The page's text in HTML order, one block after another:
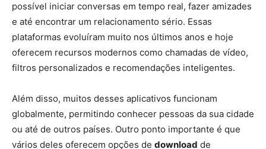
possível iniciar conversas em tempo real, fazer amizades
e até encontrar um relacionamento sério. Essas
plataformas evoluíram muito nos últimos anos e hoje
oferecem recursos modernos como chamadas de vídeo,
filtros personalizados e recomendações inteligentes.
Além disso, muitos desses aplicativos funcionam
globalmente, permitindo conhecer pessoas da sua cidade
ou até de outros países. Outro ponto importante é que
vários deles oferecem opções de download de